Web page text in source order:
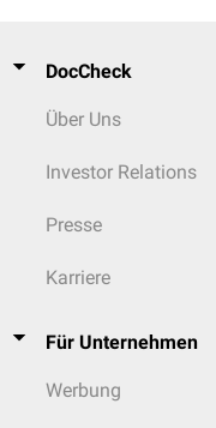
DocCheck
Über Uns
Investor Relations
Presse
Karriere
Für Unternehmen
Werbung